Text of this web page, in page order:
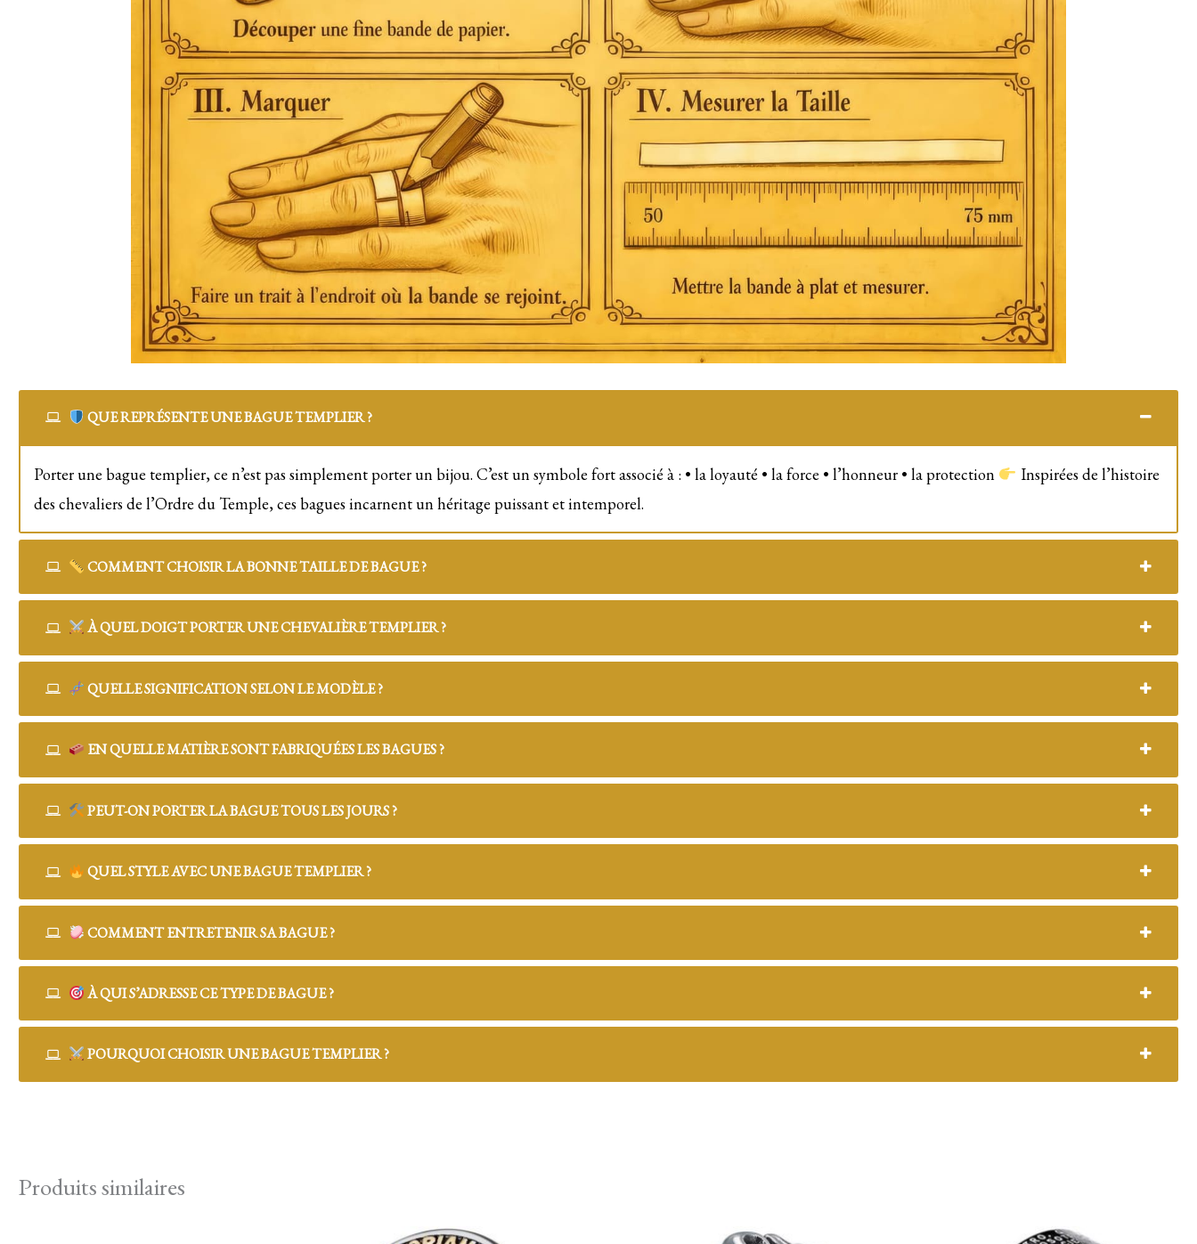
QUE REPRÉSENTE UNE BAGUE TEMPLIER ?
Porter une bague templier, ce n’est pas simplement porter un bijou. C’est un symbole fort associé à : • la loyauté • la force • l’honneur • la protection
Inspirées de l’histoire
des chevaliers de l’Ordre du Temple, ces bagues incarnent un héritage puissant et intemporel.
COMMENT CHOISIR LA BONNE TAILLE DE BAGUE ?
À QUEL DOIGT PORTER UNE CHEVALIÈRE TEMPLIER ?
QUELLE SIGNIFICATION SELON LE MODÈLE ?
EN QUELLE MATIÈRE SONT FABRIQUÉES LES BAGUES ?
PEUT-ON PORTER LA BAGUE TOUS LES JOURS ?
QUEL STYLE AVEC UNE BAGUE TEMPLIER ?
COMMENT ENTRETENIR SA BAGUE ?
À QUI S’ADRESSE CE TYPE DE BAGUE ?
POURQUOI CHOISIR UNE BAGUE TEMPLIER ?
Produits similaires